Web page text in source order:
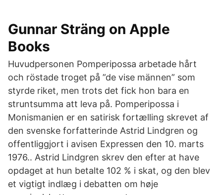
‎Gunnar Sträng on Apple
Books
Huvudpersonen Pomperipossa arbetade hårt
och röstade troget på ”de vise männen” som
styrde riket, men trots det fick hon bara en
struntsumma att leva på. Pomperipossa i
Monismanien er en satirisk fortælling skrevet af
den svenske forfatterinde Astrid Lindgren og
offentliggjort i avisen Expressen den 10. marts
1976.. Astrid Lindgren skrev den efter at have
opdaget at hun betalte 102 % i skat, og den blev
et vigtigt indlæg i debatten om høje